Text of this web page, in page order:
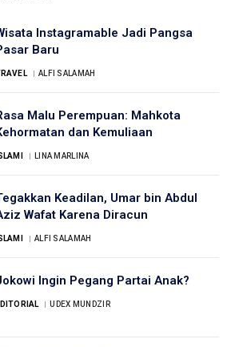
Instagramable Jadi Pangsa
Baru
ALFI SALAMAH
Malu Perempuan: Mahkota
dan Kemuliaan
LINA MARLINA
Keadilan, Umar bin Abdul
Wafat Karena Diracun
ALFI SALAMAH
Ingin Pegang Partai Anak?
UDEX MUNDZIR